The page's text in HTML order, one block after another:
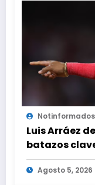
Notinformados
Luis Arráez
batazos
ante
Agosto 5, 2026